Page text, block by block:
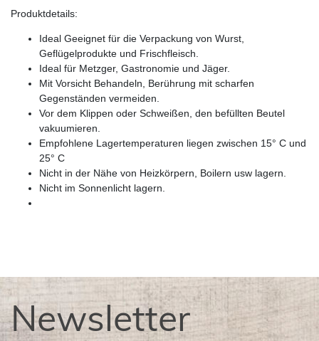
Produktdetails:
Ideal Geeignet für die Verpackung von Wurst,
Geflügelprodukte und Frischfleisch.
Ideal für Metzger, Gastronomie und Jäger.
Mit Vorsicht Behandeln, Berührung mit scharfen
Gegenständen vermeiden.
Vor dem Klippen oder Schweißen, den befüllten Beutel
vakuumieren.
Empfohlene Lagertemperaturen liegen zwischen 15° C und
25° C
Nicht in der Nähe von Heizkörpern, Boilern usw lagern.
Nicht im Sonnenlicht lagern.
Newsletter